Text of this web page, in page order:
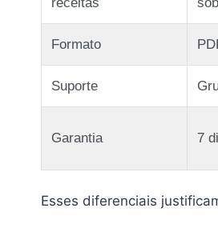
Formato
Suporte
Garantia 7
Esses diferenciais